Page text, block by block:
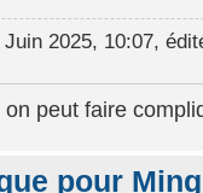
Juin 2025, 10:07,
peut faire
pour